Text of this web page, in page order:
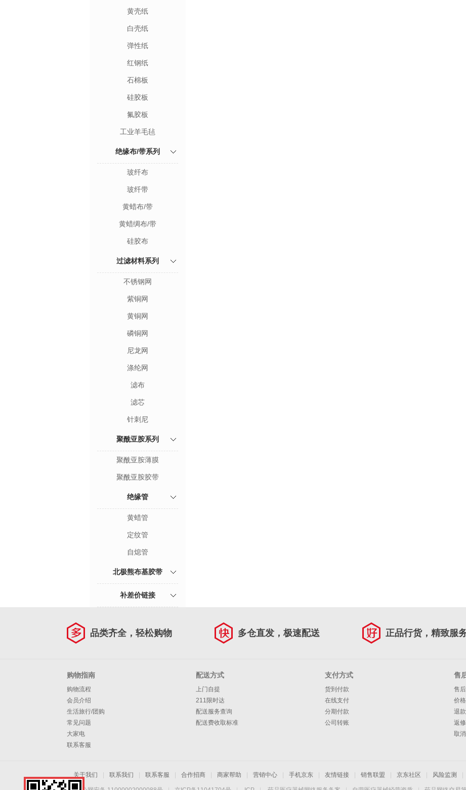
黄壳纸
白壳纸
弹性纸
红钢纸
石棉板
硅胶板
氟胶板
工业羊毛毡
绝缘布/带系列
玻纤布
玻纤带
黄蜡布/带
黄蜡绸布/带
硅胶布
过滤材料系列
不锈钢网
紫铜网
黄铜网
磷铜网
尼龙网
涤纶网
滤布
滤芯
针刺尼
聚酰亚胺系列
聚酰亚胺薄膜
聚酰亚胺胶带
绝缘管
黄蜡管
定纹管
自熄管
北极熊布基胶带
补差价链接
品类齐全，轻松购物 多仓直发，极速配送 正品行货，精致服
购物指南
购物流程
会员介绍
生活旅行/团购
常见问题
大家电
联系客服
配送方式
上门自提
211限时达
配送服务查询
配送费收取标准
支付方式
货到付款
在线支付
分期付款
公司转账
售
售
价
退
返
取
关于我们 联系我们 联系客服 合作招商 商家帮助 营销中心 手机京东 友情链接 销售联盟 京东社区 风险监测